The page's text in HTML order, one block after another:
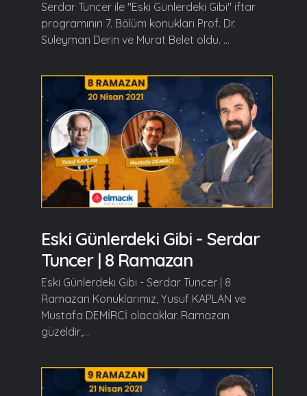
Serdar Tuncer ile "Eski Günlerdeki Gibi" iftar
programının 7. Bölüm konukları Prof. Dr.
Süleyman Derin ve Murat Belet oldu. ...
Eski Günlerdeki Gibi - Serdar
Tuncer | 8 Ramazan
Eski Günlerdeki Gibi - Serdar Tuncer | 8
Ramazan Konuklarımız, Yusuf KAPLAN ve
Mustafa DEMİRCİ olacaklar. Ramazan
güzeldir,...